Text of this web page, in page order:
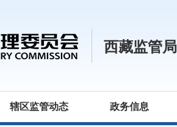
西藏监管局
辖区监管动态 政务信息